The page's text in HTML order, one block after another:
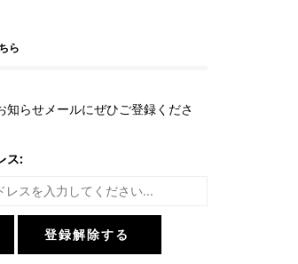
ら
知らせメールにぜひご登録くださ
ス: